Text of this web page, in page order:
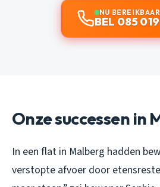
NU BEREIKBAAR
BEL 085
Onze successen in
In een flat in Malberg hadden
verstopte afvoer door